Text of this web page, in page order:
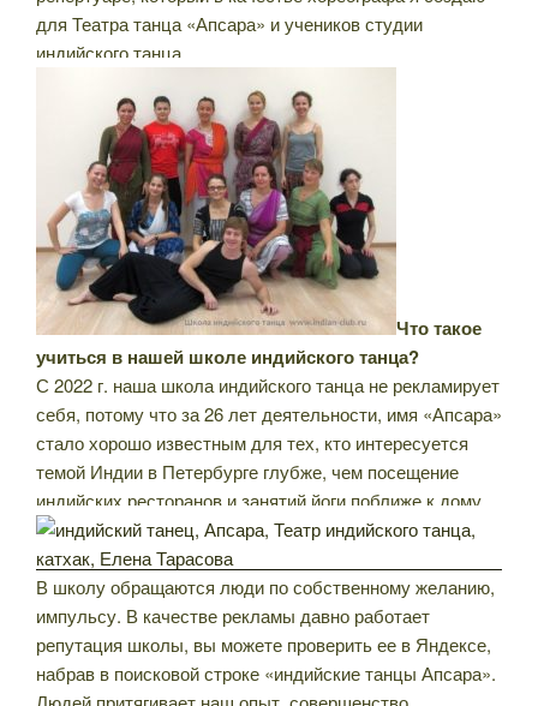
для Театра танца «Апсара» и учеников студии
индийского танца.
Что такое
учиться в нашей школе индийского танца?
С 2022 г. наша школа индийского танца не рекламирует
себя, потому что за 26 лет деятельности, имя «Апсара»
стало хорошо известным для тех, кто интересуется
темой Индии в Петербурге глубже, чем посещение
индийских ресторанов и занятий йоги поближе к дому.
В школу обращаются люди по собственному желанию,
импульсу. В качестве рекламы давно работает
репутация школы, вы можете проверить ее в Яндексе,
набрав в поисковой строке «индийские танцы Апсара».